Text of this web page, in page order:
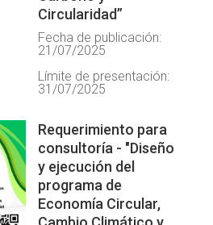
Circularidad”
Fecha de publicación:
21/07/2025
Límite de presentación:
31/07/2025
Requerimiento para
consultoría - "Diseño
y ejecución del
programa de
Economía Circular,